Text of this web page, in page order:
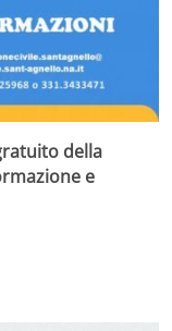
della
e